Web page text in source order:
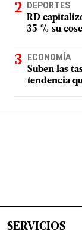
DEPORTES
RD
35 % su
ECONOMÍA
Suben las
tendencia
SERVICIOS